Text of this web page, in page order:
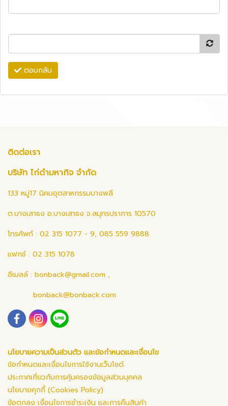
ตอบกลับ
ติดต่อเรา
บริษัท ไก่ดำมหากิจ จำกัด
133 หมู่17 นิคมอุตสาหกรรมบางพลี
ต.บางเสาธง อ.บางเสาธง จ.สมุทรปราการ 10570
โทรศัพท์ : 02 315 1077 - 9, 085 559 9888
แฟกซ์ : 02 315 1078
อีเมลล์ : bonback@gmail.com ,
bonback@bonback.com
นโยบายความเป็นส่วนตัว และข้อกำหนดและเงื่อนไข
ข้อกำหนดและเงื่อนไขการใช้งานเว็บไซต์
ประกาศเกี่ยวกับการคุ้มครองข้อมูลส่วนบุคคล
นโยบายคุกกี้ (Cookies Policy)
ข้อตกลง เงื่อนไขการชำระเงิน และการคืนสินค้า